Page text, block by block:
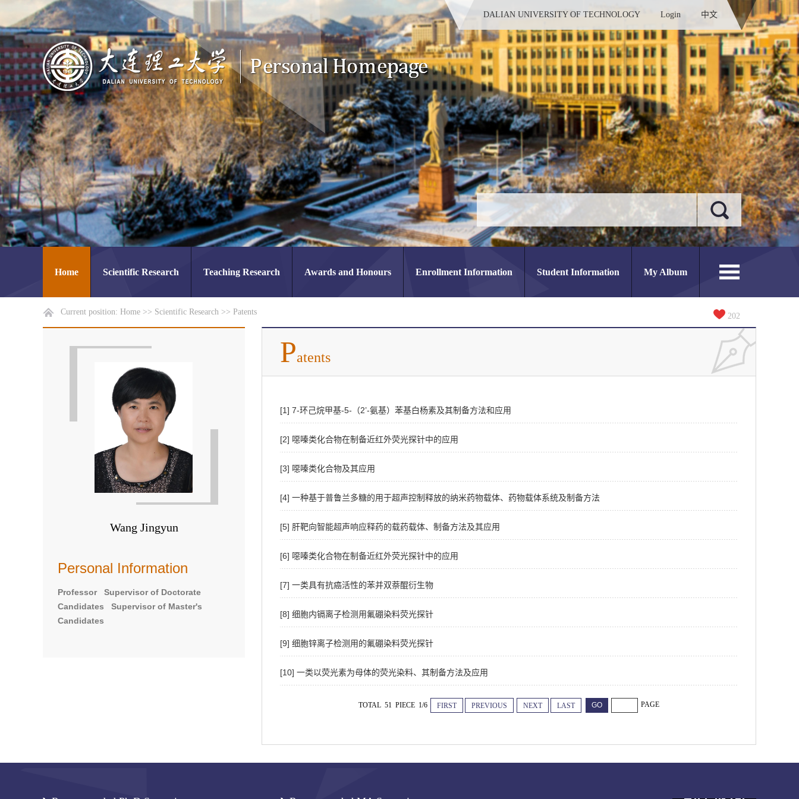
DALIAN UNIVERSITY OF TECHNOLOGY Login 中文
Home Scientific Research Teaching Research Awards and Honours Enrollment Information Student Information My Album
Current position: Home >> Scientific Research >> Patents 202
Wang Jingyun
Personal Information
Professor Supervisor of Doctorate
Candidates Supervisor of Master's
Candidates
Patents
[1] 7-环己烷甲基-5-（2’-氨基）苯基白杨素及其制备方法和应用
[2] 噁嗪类化合物在制备近红外荧光探针中的应用
[3] 噁嗪类化合物及其应用
[4] 一种基于普鲁兰多糖的用于超声控制释放的纳米药物载体、药物载体系统及制备方法
[5] 肝靶向智能超声响应释药的载药载体、制备方法及其应用
[6] 噁嗪类化合物在制备近红外荧光探针中的应用
[7] 一类具有抗癌活性的苯并双萘醌衍生物
[8] 细胞内镉离子检测用氟硼染料荧光探针
[9] 细胞锌离子检测用的氟硼染料荧光探针
[10] 一类以荧光素为母体的荧光染料、其制备方法及应用
TOTAL 51 PIECE 1/6 FIRST PREVIOUS NEXT LAST PAGE